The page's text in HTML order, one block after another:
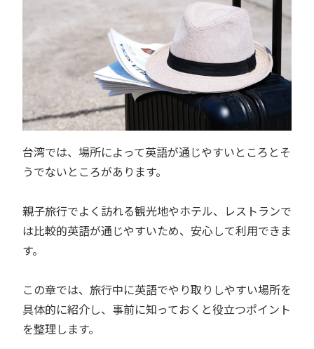
台湾では、場所によって英語が通じやすいところとそ
うでないところがあります。
親子旅行でよく訪れる観光地やホテル、レストランで
は比較的英語が通じやすいため、安心して利用できま
す。
この章では、旅行中に英語でやり取りしやすい場所を
具体的に紹介し、事前に知っておくと役立つポイント
を整理します。